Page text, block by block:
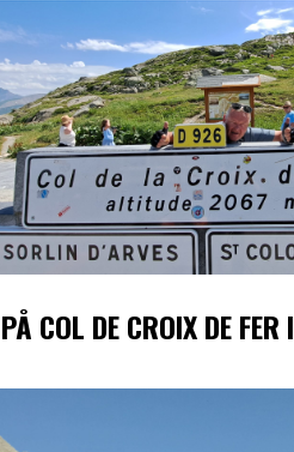
COL DE CROIX DE